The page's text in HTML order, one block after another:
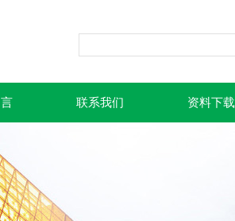
联系我们 资料下载